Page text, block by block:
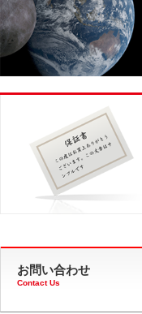
お問い合わせ
Contact Us